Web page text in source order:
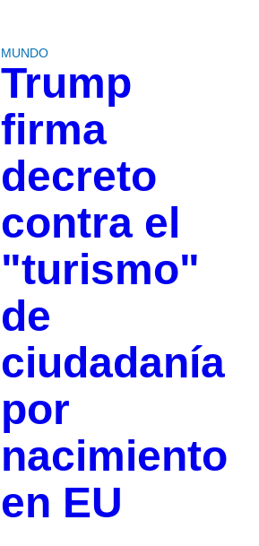
MUNDO
Trump
firma
decreto
contra el
"turismo"
de
ciudadanía
por
nacimiento
en EU